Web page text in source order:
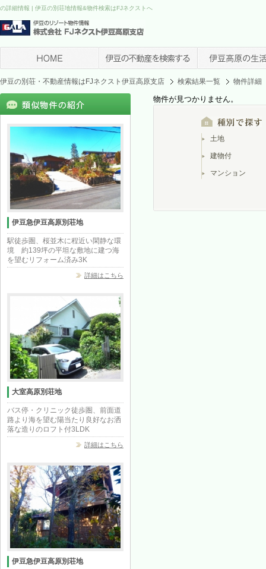
の詳細情報 | 伊豆の別荘地情報&物件検索はFJネクストへ
伊豆の別荘・不動産情報はFJネクスト伊豆高原支店 検索結果一覧 物件詳細
伊豆急伊豆高原別荘地
駅徒歩圏、桜並木に程近い閑静な環
境 約139坪の平坦な敷地に建つ海
を望むリフォーム済み3K
詳細はこちら
大室高原別荘地
バス停・クリニック徒歩圏、前面道
路より海を望む陽当たり良好なお洒
落な造りのロフト付3LDK
詳細はこちら
伊豆急伊豆高原別荘地
物件が見つかりません。
土地
建物付
マンション